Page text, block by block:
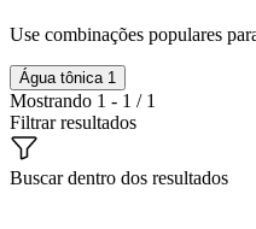
Use combinações populares
Água tônica 1
Mostrando 1 - 1 / 1
Filtrar resultados
Buscar dentro dos resultados